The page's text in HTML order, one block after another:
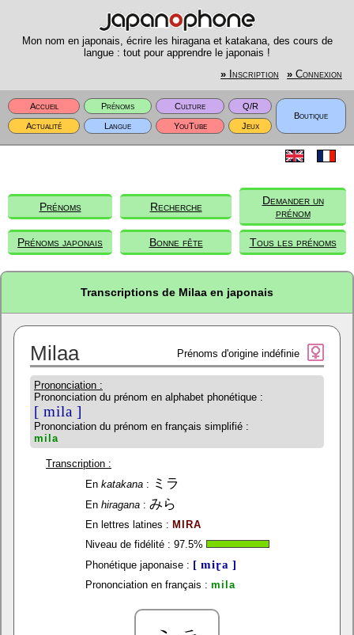
Mon nom en japonais, écrire les hiragana et katakana, des cours de
langue : tout pour apprendre le japonais !
» Inscription » Connexion
Accueil Prénoms Culture
Q/R
Boutique
Actualité
Langue YouTube Jeux
Prénoms Recherche
Demander un
prénom
Prénoms japonais Bonne fête Tous les prénoms
Transcriptions de Milaa en japonais
Milaa Prénoms d'origine indéfinie
Prononciation :
Prononciation du prénom en alphabet phonétique :
[ mila ]
Prononciation du prénom en français simplifié :
mila
Transcription :
En katakana: ミラ
En hiragana: みら
En lettres latines : MIRA
Niveau de fidélité : 97.5%
Phonétique japonaise : [ miɽa ]
Prononciation en français : mila